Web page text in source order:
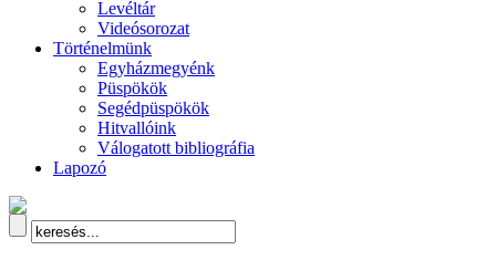
Levéltár
Videósorozat
Történelmünk
Egyházmegyénk
Püspökök
Segédpüspökök
Hitvallóink
Válogatott bibliográfia
Lapozó